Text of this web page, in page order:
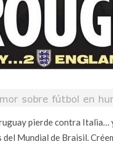
pierde contra Italia…
Mundial de Braisil.